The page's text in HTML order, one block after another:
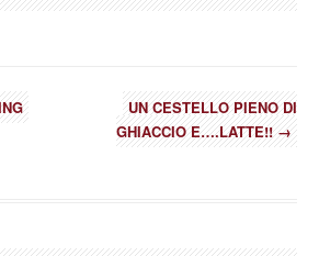
UN CESTELLO PIENO DI
GHIACCIO E….LATTE!!→